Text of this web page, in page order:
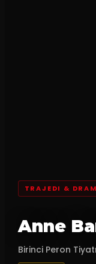
TRAJEDI & DRAM
Anne
Birinci Peron